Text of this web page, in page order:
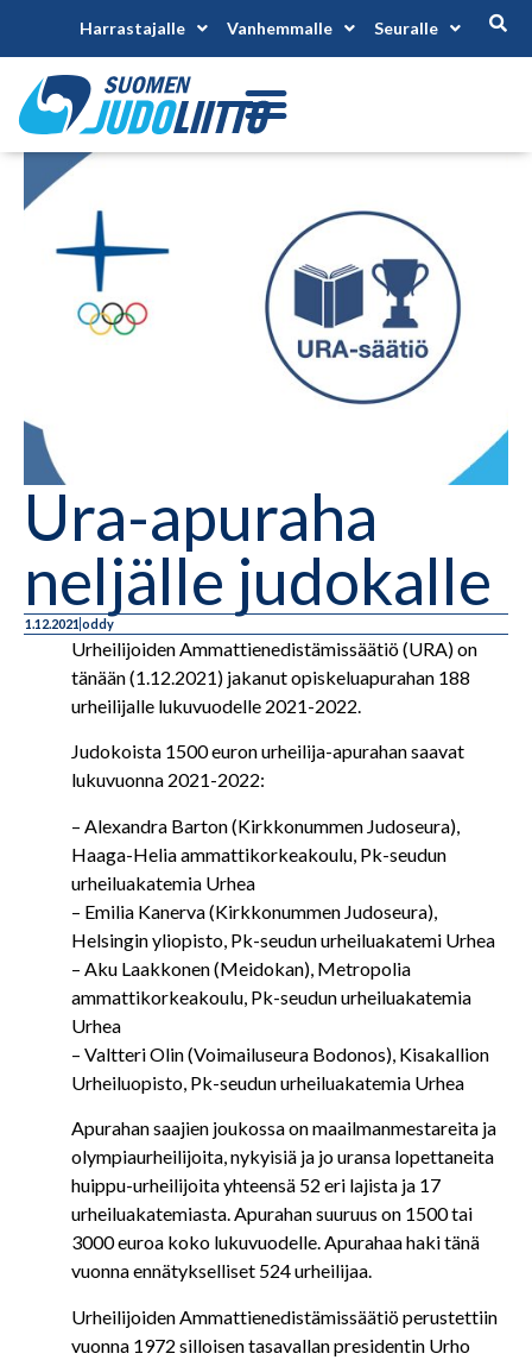
Harrastajalle Vanhemmalle Seuralle
Ura-apuraha
neljälle judokalle
1.12.2021 oddy
Urheilijoiden Ammattienedistämissäätiö (URA) on
tänään (1.12.2021) jakanut opiskeluapurahan 188
urheilijalle lukuvuodelle 2021-2022.
Judokoista 1500 euron urheilija-apurahan saavat
lukuvuonna 2021-2022:
– Alexandra Barton (Kirkkonummen Judoseura),
Haaga-Helia ammattikorkeakoulu, Pk-seudun
urheiluakatemia Urhea
– Emilia Kanerva (Kirkkonummen Judoseura),
Helsingin yliopisto, Pk-seudun urheiluakatemi Urhea
– Aku Laakkonen (Meidokan), Metropolia
ammattikorkeakoulu, Pk-seudun urheiluakatemia
Urhea
– Valtteri Olin (Voimailuseura Bodonos), Kisakallion
Urheiluopisto, Pk-seudun urheiluakatemia Urhea
Apurahan saajien joukossa on maailmanmestareita ja
olympiaurheilijoita, nykyisiä ja jo uransa lopettaneita
huippu-urheilijoita yhteensä 52 eri lajista ja 17
urheiluakatemiasta. Apurahan suuruus on 1500 tai
3000 euroa koko lukuvuodelle. Apurahaa haki tänä
vuonna ennätykselliset 524 urheilijaa.
Urheilijoiden Ammattienedistämissäätiö perustettiin
vuonna 1972 silloisen tasavallan presidentin Urho